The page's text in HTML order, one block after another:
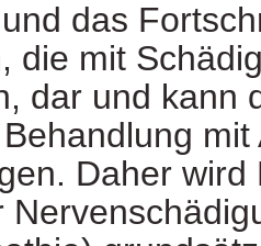
das
die mit
dar und kann
Daher wird